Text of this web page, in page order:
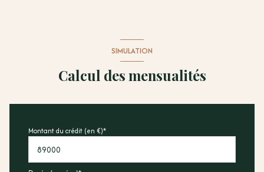
SIMULATION
Calcul des mensualités
Montant du crédit (en €)*